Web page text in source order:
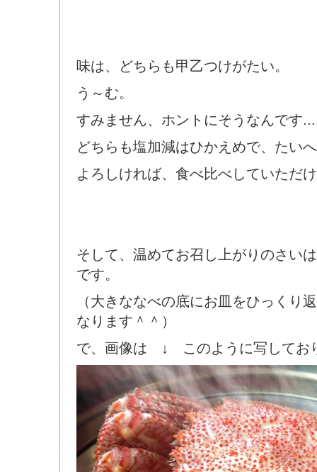
味は、どちらも甲乙つけがたい。
う～む。
すみません、ホントにそうなんです
どちらも塩加減はひかえめで、たい
よろしければ、食べ比べしていただ
そして、温めてお召し上がりのさい
です。
（大きななべの底にお皿をひっくり
なります＾＾）
で、画像は ↓ このように写してお